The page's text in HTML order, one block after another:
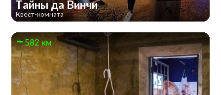
Тайны да Винчи
Квест-комната
582 км